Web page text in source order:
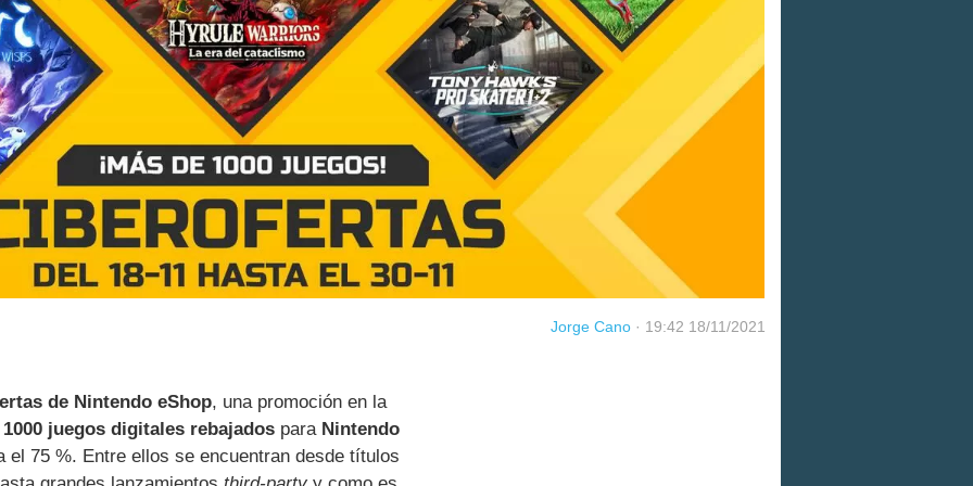
Jorge Cano · 19:42 18/11/2021
de Nintendo eShop, una promoción en la
juegos digitales rebajados para Nintendo
el 75 %. Entre ellos se encuentran desde títulos